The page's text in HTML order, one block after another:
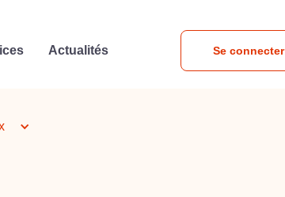
Actualités Se connecter